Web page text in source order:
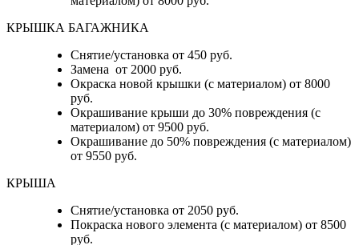
КРЫШКА БАГАЖНИКА
Снятие/установка от 450 руб.
Замена от 2000 руб.
Окраска новой крышки (с материалом) от 8000
руб.
Окрашивание крыши до 30% повреждения (с
материалом) от 9500 руб.
Окрашивание до 50% повреждения (с материалом)
от 9550 руб.
КРЫША
Снятие/установка от 2050 руб.
Покраска нового элемента (с материалом) от 8500
руб.